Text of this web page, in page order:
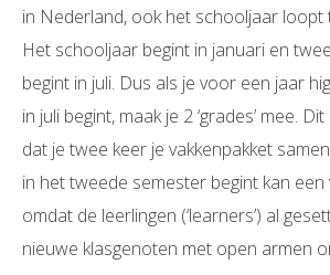
in Nederland, ook het schooljaar loopt
Het schooljaar begint in januari en
begint in juli. Dus als je voor een jaar
in juli begint, maak je 2 ‘grades’ mee.
dat je twee keer je vakkenpakket
in het tweede semester begint kan
omdat de leerlingen (‘learners’) al
nieuwe klasgenoten met open armen